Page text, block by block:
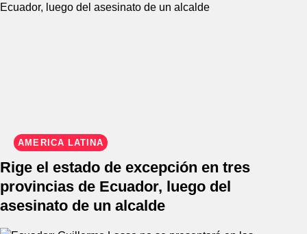
AMÉRICA LATINA
Rige el estado de excepción en tres
provincias de Ecuador, luego del
asesinato de un alcalde